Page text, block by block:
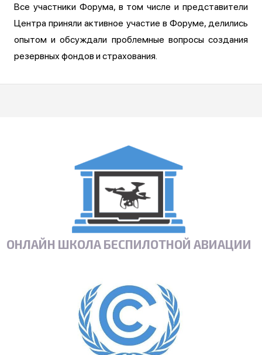
Все участники Форума, в том числе и представители
Центра приняли активное участие в Форуме, делились
опытом и обсуждали проблемные вопросы создания
резервных фондов и страхования.
ОНЛАЙН ШКОЛА БЕСПИЛОТНОЙ АВИАЦИИ